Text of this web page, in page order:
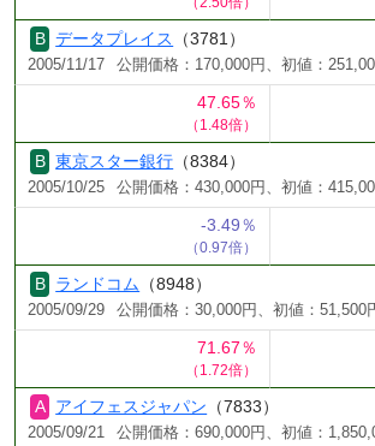
データプレイス （3781）
2005/11/17 公開価格：170,000円、初値：
47.65％
（1.48倍）
東京スター銀行 （8384）
2005/10/25 公開価格：430,000円、初値：
-3.49％
（0.97倍）
ランドコム （8948）
2005/09/29 公開価格：30,000円、初値：51,500
71.67％
（1.72倍）
アイフェスジャパン （7833）
2005/09/21 公開価格：690,000円、初値：